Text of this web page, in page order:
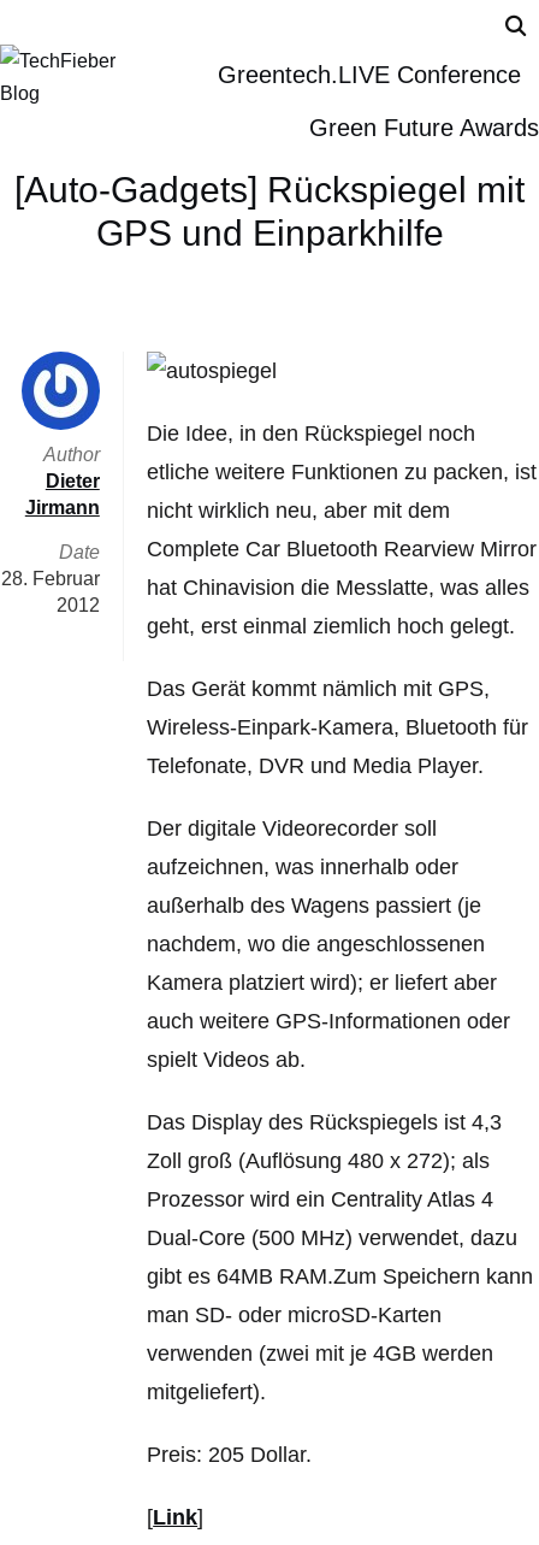
Greentech.LIVE Conference
Green Future Awards
[Auto-Gadgets] Rückspiegel mit
GPS und Einparkhilfe
Die Idee, in den Rückspiegel noch
etliche weitere Funktionen zu packen, ist
nicht wirklich neu, aber mit dem
Complete Car Bluetooth Rearview Mirror
hat Chinavision die Messlatte, was alles
geht, erst einmal ziemlich hoch gelegt.
Das Gerät kommt nämlich mit GPS,
Wireless-Einpark-Kamera, Bluetooth für
Telefonate, DVR und Media Player.
Der digitale Videorecorder soll
aufzeichnen, was innerhalb oder
außerhalb des Wagens passiert (je
nachdem, wo die angeschlossenen
Kamera platziert wird); er liefert aber
auch weitere GPS-Informationen oder
spielt Videos ab.
Das Display des Rückspiegels ist 4,3
Zoll groß (Auflösung 480 x 272); als
Prozessor wird ein Centrality Atlas 4
Dual-Core (500 MHz) verwendet, dazu
gibt es 64MB RAM.Zum Speichern kann
man SD- oder microSD-Karten
verwenden (zwei mit je 4GB werden
mitgeliefert).
Preis: 205 Dollar.
[Link]
Author
Dieter
Jirmann
Date
28. Februar
2012